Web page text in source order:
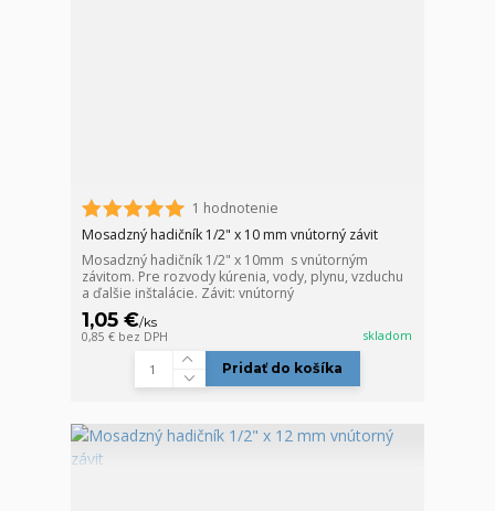
1 hodnotenie
Mosadzný hadičník 1/2" x 10 mm vnútorný závit
Mosadzný hadičník 1/2" x 10mm s vnútorným
závitom. Pre rozvody kúrenia, vody, plynu, vzduchu
a ďalšie inštalácie. Závit: vnútorný
1,05 €/ks
0,85 € bez DPH skladom
Pridať do košíka